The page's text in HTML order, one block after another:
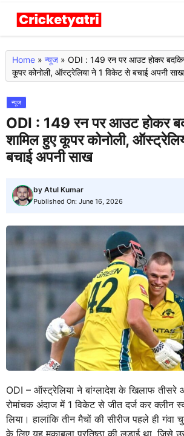
Skip
content
Home » न्यूज » ODI : 149 रन पर आउट होकर
कूपर कोनोली, ऑस्ट्रेलिया ने 1 विकेट से बचाई अपनी साख
न्यूज
ODI : 149 रन पर आउट होकर
शामिल हुए कूपर कोनोली,
बचाई अपनी साख
by Atul Kumar
Published On: June 16, 2026
ODI – ऑस्ट्रेलिया ने बांग्लादेश के खिलाफ तीसरे
रोमांचक अंदाज में 1 विकेट से जीत दर्ज कर क्लीन
लिया। हालांकि तीन मैचों की सीरीज पहले ही गंवा